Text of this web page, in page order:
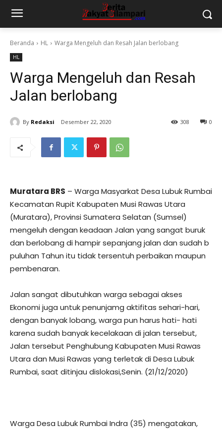
Beranda HL Warga Mengeluh dan Resah Jalan berlobang
HL
Warga Mengeluh dan Resah
Jalan berlobang
By Redaksi Desember 22, 2020 0
308
Muratara BRS – Warga Masyarkat Desa Lubuk Rumbai
Kecamatan Rupit Kabupaten Musi Rawas Utara
(Muratara), Provinsi Sumatera Selatan (Sumsel)
mengeluh dengan keadaan Jalan yang sangat buruk
dan berlobang di hampir sepanjang jalan dan sudah b
puluhan Tahun itu tidak tersentuh perbaikan maupun
pembenaran.
Jalan sangat dibutuhkan warga sebagai akses
Ekonomi juga untuk penunjamg aktifitas sehari-hari,
dengan banyak lobang, warga pun harus hati- hati
karena sudah banyak kecelakaan di jalan tersebut,
Jalan tersebut Penghubung Kabupaten Musi Rawas
Utara dan Musi Rawas yang terletak di Desa Lubuk
Rumbai, saat ditinjau dislokasi,Senin. (21/12/2020)
Warga Desa Lubuk Rumbai Indra (35) mengatakan,